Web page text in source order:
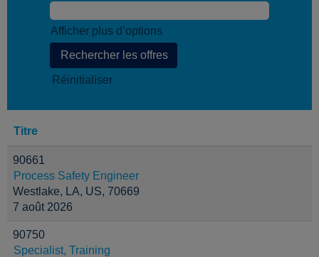
Afficher plus d’options
Réinitialiser
Titre
90661
Process Safety Engineer
Westlake, LA, US, 70669
7 août 2026
90750
Specialist, Training